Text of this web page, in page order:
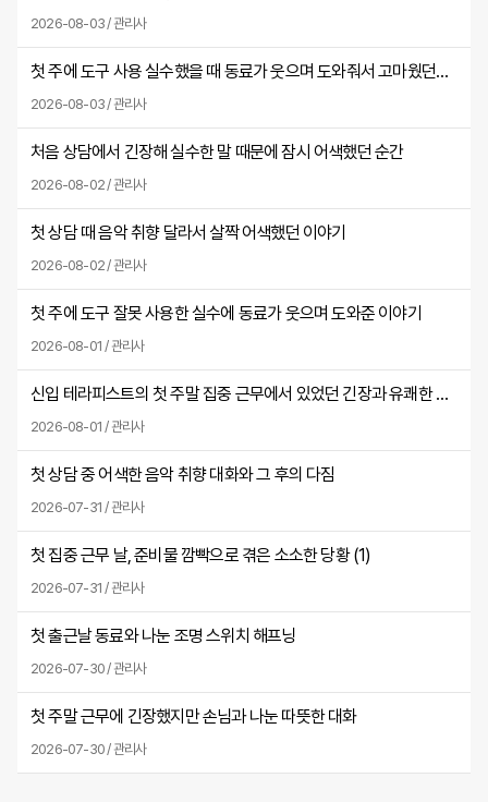
2026-08-03 / 관리사
첫 주에 도구 사용 실수했을 때 동료가 웃으며 도와줘서 고마웠던 날
2026-08-03 / 관리사
처음 상담에서 긴장해 실수한 말 때문에 잠시 어색했던 순간
2026-08-02 / 관리사
첫 상담 때 음악 취향 달라서 살짝 어색했던 이야기
2026-08-02 / 관리사
첫 주에 도구 잘못 사용한 실수에 동료가 웃으며 도와준 이야기
2026-08-01 / 관리사
신입 테라피스트의 첫 주말 집중 근무에서 있었던 긴장과 유쾌한 실수
2026-08-01 / 관리사
첫 상담 중 어색한 음악 취향 대화와 그 후의 다짐
2026-07-31 / 관리사
첫 집중 근무 날, 준비물 깜빡으로 겪은 소소한 당황 (1)
2026-07-31 / 관리사
첫 출근날 동료와 나눈 조명 스위치 해프닝
2026-07-30 / 관리사
첫 주말 근무에 긴장했지만 손님과 나눈 따뜻한 대화
2026-07-30 / 관리사